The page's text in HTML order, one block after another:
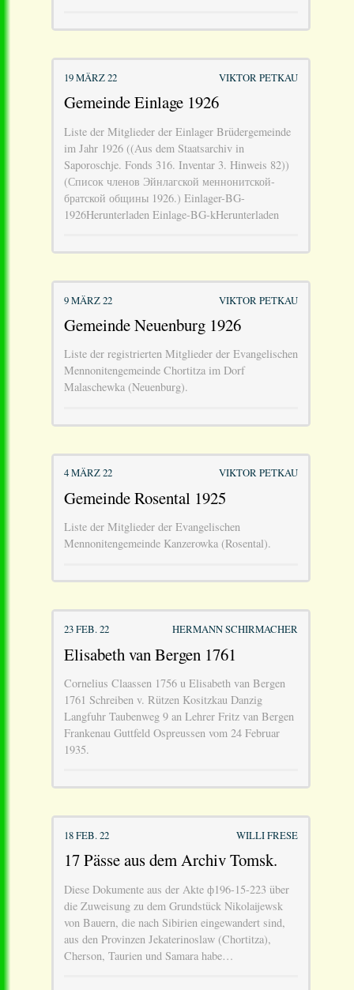
19 MÄRZ 22 VIKTOR PETKAU
Gemeinde Einlage 1926
Liste der Mitglieder der Einlager Brüdergemeinde
im Jahr 1926 ((Aus dem Staatsarchiv in
Saporoschje. Fonds 316. Inventar 3. Hinweis 82))
(Список членов Эйнлагской меннонитской-
братской общины 1926.) Einlager-BG-
1926Herunterladen Einlage-BG-kHerunterladen
9 MÄRZ 22 VIKTOR PETKAU
Gemeinde Neuenburg 1926
Liste der registrierten Mitglieder der Evangelischen
Mennonitengemeinde Chortitza im Dorf
Malaschewka (Neuenburg).
4 MÄRZ 22 VIKTOR PETKAU
Gemeinde Rosental 1925
Liste der Mitglieder der Evangelischen
Mennonitengemeinde Kanzerowka (Rosental).
23 FEB. 22 HERMANN SCHIRMACHER
Elisabeth van Bergen 1761
Cornelius Claassen 1756 u Elisabeth van Bergen
1761 Schreiben v. Rützen Kositzkau Danzig
Langfuhr Taubenweg 9 an Lehrer Fritz van Bergen
Frankenau Guttfeld Ospreussen vom 24 Februar
1935.
18 FEB. 22 WILLI FRESE
17 Pässe aus dem Archiv Tomsk.
Diese Dokumente aus der Akte ф196-15-223 über
die Zuweisung zu dem Grundstück Nikolaijewsk
von Bauern, die nach Sibirien eingewandert sind,
aus den Provinzen Jekaterinoslaw (Chortitza),
Cherson, Taurien und Samara habe…